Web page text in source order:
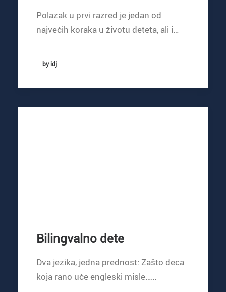
Polazak u prvi razred je jedan od
najvećih koraka u životu deteta, ali i…
by idj
Bilingvalno dete
Dva jezika, jedna prednost: Zašto deca
koja rano uče engleski misle……